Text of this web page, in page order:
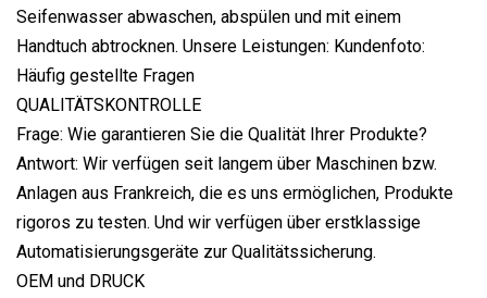
Seifenwasser abwaschen, abspülen und mit einem
Handtuch abtrocknen. Unsere Leistungen: Kundenfoto:
Häufig gestellte Fragen
QUALITÄTSKONTROLLE
Frage: Wie garantieren Sie die Qualität Ihrer Produkte?
Antwort: Wir verfügen seit langem über Maschinen bzw.
Anlagen aus Frankreich, die es uns ermöglichen, Produkte
rigoros zu testen. Und wir verfügen über erstklassige
Automatisierungsgeräte zur Qualitätssicherung.
OEM und DRUCK